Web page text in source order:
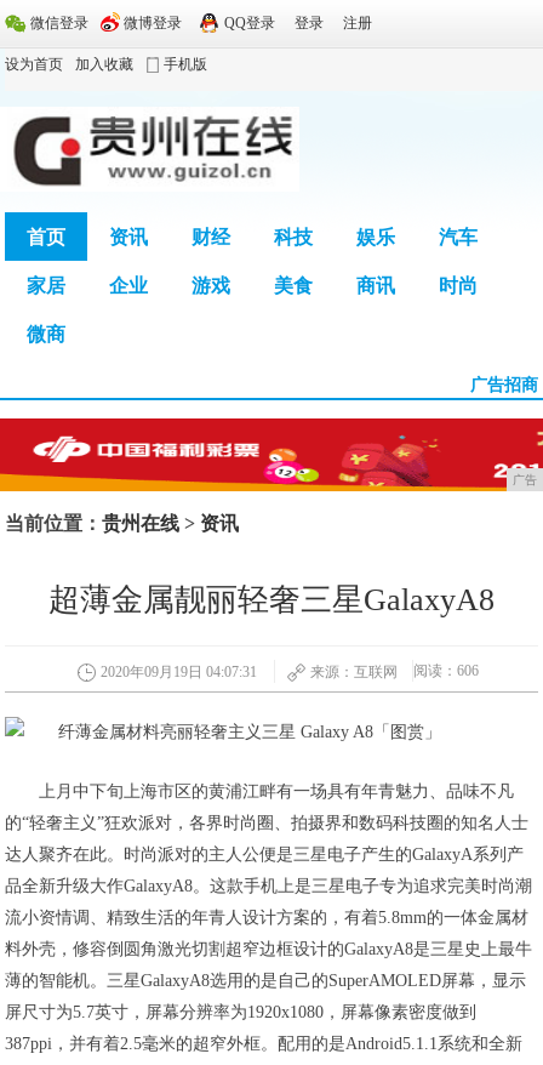
微信登录 微博登录 QQ登录 登录 注册
设为首页 加入收藏 手机版
首页 资讯 财经 科技 娱乐 汽车
家居 企业 游戏 美食 商讯 时尚
微商
广告招商
广告
当前位置：贵州在线 > 资讯
超薄金属靓丽轻奢三星GalaxyA8
2020年09月19日 04:07:31 来源：互联网 阅读：606
上月中下旬上海市区的黄浦江畔有一场具有年青魅力、品味不凡
的“轻奢主义”狂欢派对，各界时尚圈、拍摄界和数码科技圈的知名人士
达人聚齐在此。时尚派对的主人公便是三星电子产生的GalaxyA系列产
品全新升级大作GalaxyA8。这款手机上是三星电子专为追求完美时尚潮
流小资情调、精致生活的年青人设计方案的，有着5.8mm的一体金属材
料外壳，修容倒圆角激光切割超窄边框设计的GalaxyA8是三星史上最牛
薄的智能机。三星GalaxyA8选用的是自己的SuperAMOLED屏幕，显示
屏尺寸为5.7英寸，屏幕分辨率为1920x1080，屏幕像素密度做到
387ppi，并有着2.5毫米的超窄外框。配用的是Android5.1.1系统和全新